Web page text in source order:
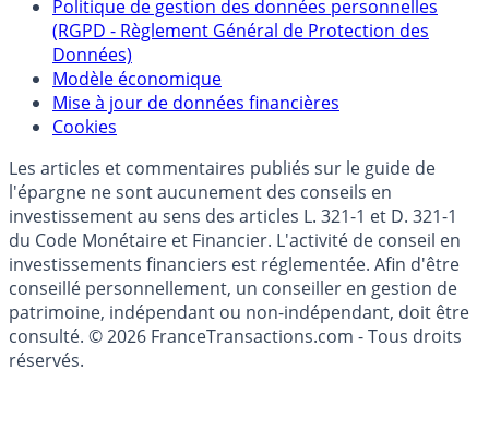
Collecte avis internautes
Politique de gestion des données personnelles
(RGPD - Règlement Général de Protection des
Données)
Modèle économique
Mise à jour de données financières
Cookies
Les articles et commentaires publiés sur le guide de
l'épargne ne sont aucunement des conseils en
investissement au sens des articles L. 321-1 et D. 321-1
du Code Monétaire et Financier. L'activité de conseil en
investissements financiers est réglementée. Afin d'être
conseillé personnellement, un conseiller en gestion de
patrimoine, indépendant ou non-indépendant, doit être
consulté. © 2026 FranceTransactions.com - Tous droits